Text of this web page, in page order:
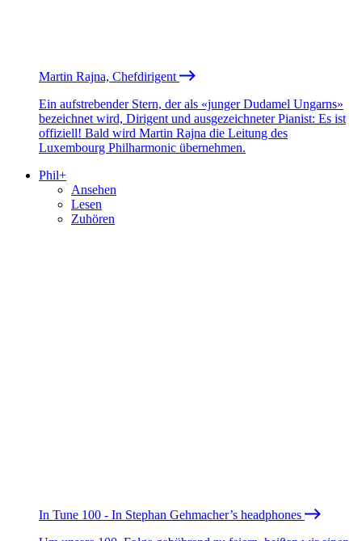
Martin Rajna, Chefdirigent
Ein aufstrebender Stern, der als «junger Dudamel Ungarns»
bezeichnet wird, Dirigent und ausgezeichneter Pianist: Es ist
offiziell! Bald wird Martin Rajna die Leitung des
Luxembourg Philharmonic übernehmen.
Phil+
Ansehen
Lesen
Zuhören
In Tune 100 - In Stephan Gehmacher’s headphones